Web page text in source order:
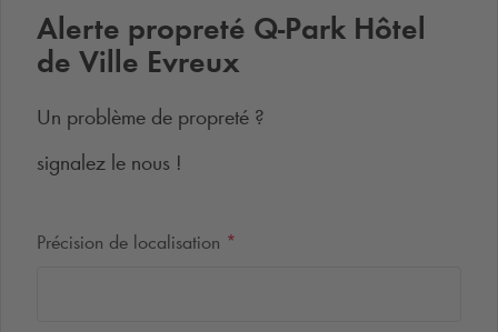
Alerte propreté Q-Park Hôtel
de Ville Evreux
Un problème de propreté ?
signalez le nous !
Précision de localisation *